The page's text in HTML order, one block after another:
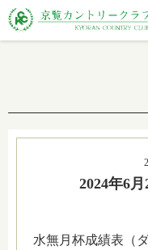
2024年6
水無月杯成績表（